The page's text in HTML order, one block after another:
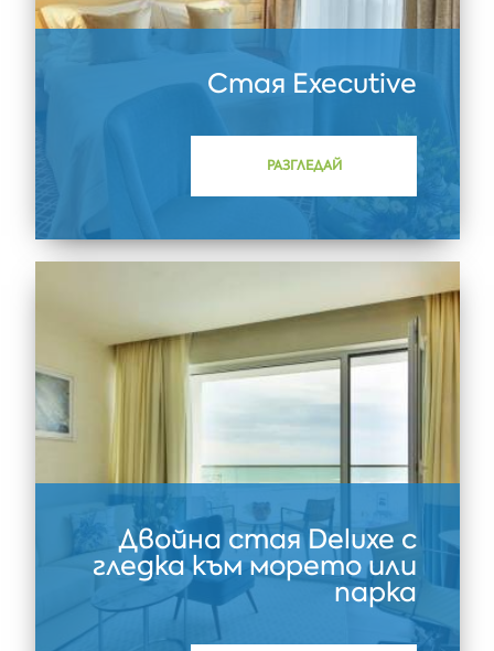
Стая Executive
РАЗГЛЕДАЙ
Двойна стая Deluxe с
гледка към морето или
парка